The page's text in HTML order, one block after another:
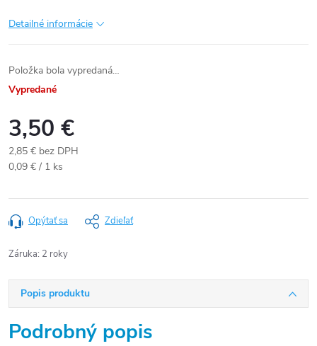
Detailné informácie
Položka bola vypredaná…
Vypredané
3,50 €
2,85 € bez DPH
Jednotková
0,09 € / 1 ks
Opýtať sa Zdieľať
Záruka: 2 roky
Popis produktu
Podrobný popis